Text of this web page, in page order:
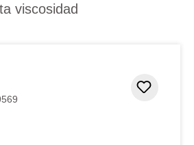
viscosidad